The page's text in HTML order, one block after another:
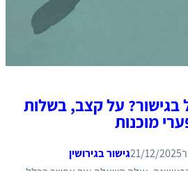
בגישור? על קצב, בשלות
מוכנות
21/12/2025גישור בגירושין